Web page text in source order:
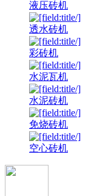
液压砖机
透水砖机
彩砖机
水泥瓦机
水泥砖机
免烧砖机
空心砖机